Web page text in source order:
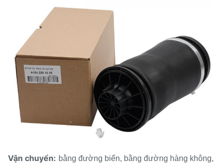
Vận chuyển: bằng đường biển, bằng đường hàng không,